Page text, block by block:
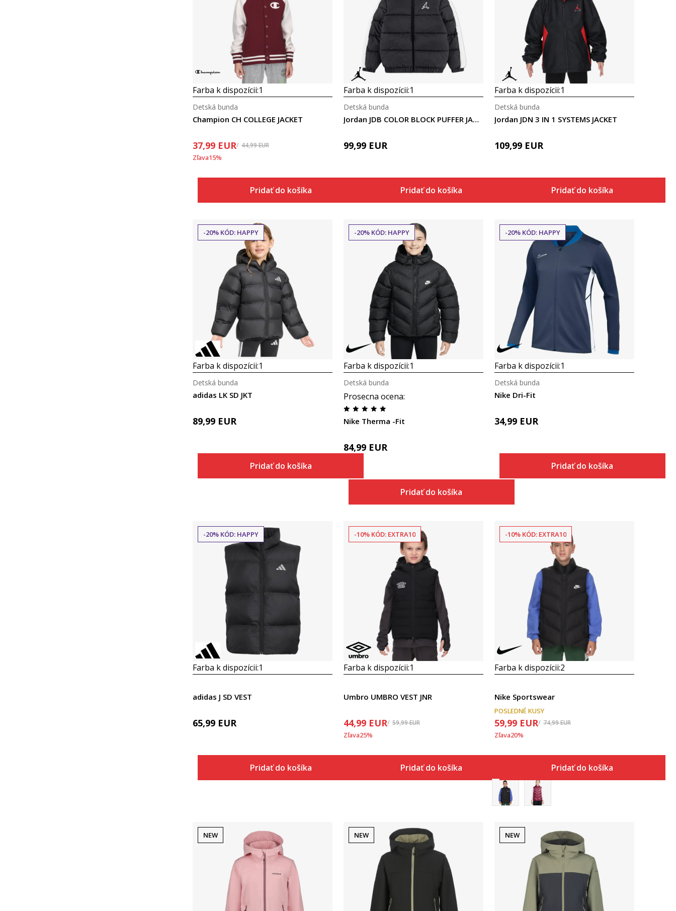
Porovnaj
Farba k dispozícii:1
Champion CH COLLEGE JACKET
Detská bunda
37,99 EUR 44,99EUR
Zľava15%
Pridať do košíka
Porovnaj
Farba k dispozícii:1
Jordan JDB COLOR BLOCK PUFFER JACKET
Detská bunda
99,99 EUR
Pridať do košíka
Porovnaj
Farba k dispozícii:1
Jordan JDN 3 IN 1 SYSTEMS JACKET
Detská bunda
109,99 EUR
Pridať do košíka
Porovnaj
-20% KÓD: HAPPY
Farba k dispozícii:1
adidas LK SD JKT
Detská bunda
89,99 EUR
Pridať do košíka
Porovnaj
-20% KÓD: HAPPY
Farba k dispozícii:1
Prosecna ocena:
Nike Therma -Fit
Detská bunda
84,99 EUR
Pridať do košíka
Porovnaj
-20% KÓD: HAPPY
Farba k dispozícii:1
Nike Dri-Fit
Detská bunda
34,99 EUR
Pridať do košíka
Porovnaj
-20% KÓD: HAPPY
Farba k dispozícii:1
adidas J SD VEST
65,99 EUR
Pridať do košíka
Porovnaj
-10% KÓD: EXTRA10
Farba k dispozícii:1
Umbro UMBRO VEST JNR
44,99 EUR 59,99EUR
Zľava25%
Pridať do košíka
Porovnaj
-10% KÓD: EXTRA10
Farba k dispozícii:2
Nike Sportswear
POSLEDNÉ KUSY
59,99 EUR 74,99EUR
Zľava20%
Pridať do košíka
NEW NEW NEW